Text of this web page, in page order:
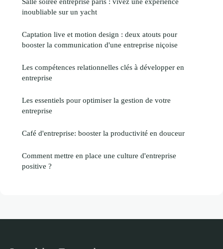
inoubliable sur un yacht
Captation live et motion design : deux atouts pour
booster la communication d'une entreprise niçoise
Les compétences relationnelles clés à développer en
entreprise
Les essentiels pour optimiser la gestion de votre
entreprise
Café d'entreprise: booster la productivité en douceur
Comment mettre en place une culture d'entreprise
positive ?